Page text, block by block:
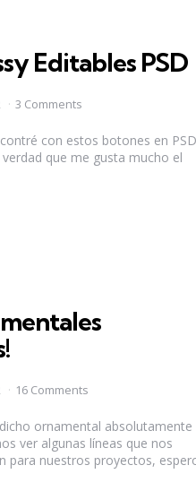
Editables PSD
3 Comments
con estos botones en
que me gusta mucho el
16 Comments
ornamental absolutamente
ver algunas líneas que nos
para nuestros proyectos,